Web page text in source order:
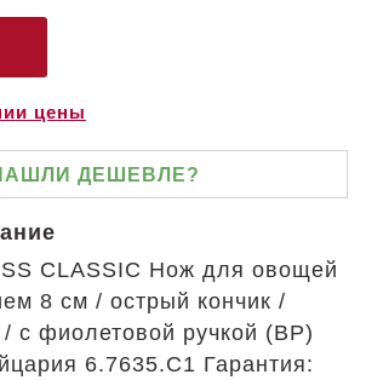
цены
ДЕШЕВЛЕ?
CLASSIC Нож для овощей
8 см / острый кончик /
с фиолетовой ручкой (BP)
6.7635.C1 Гарантия: